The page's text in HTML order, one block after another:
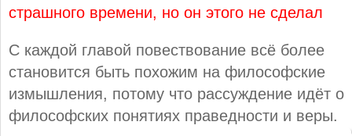
страшного времени, но он этого не сделал
С каждой главой повествование всё более
становится быть похожим на философские
измышления, потому что рассуждение идёт о
философских понятиях праведности и веры.